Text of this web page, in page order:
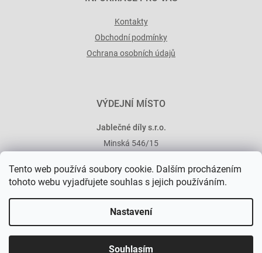
Tento web používá soubory cookie. Dalším procházením
tohoto webu vyjadřujete souhlas s jejich používáním.
Nastavení
Souhlasím
Kontakty
Obchodní podmínky
Ochrana osobních údajů
VÝDEJNÍ MÍSTO
Jablečné díly s.r.o.
Minská 546/15
Vytvořil Shoptet Premium
Jablečné díly. Všechna práva vyhrazena.